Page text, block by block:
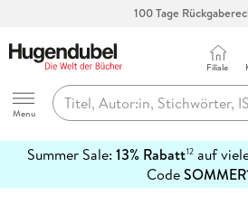
100 Tage
Hugendubel
Menu
Filiale
Summer Sale: 13% Rabatt12auf
Code
erfahren